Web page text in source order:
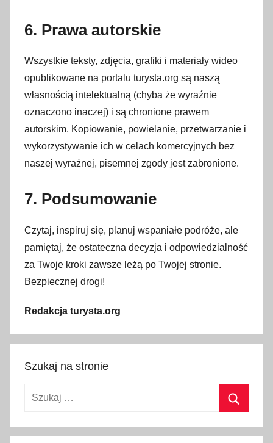
6. Prawa autorskie
Wszystkie teksty, zdjęcia, grafiki i materiały wideo
opublikowane na portalu turysta.org są naszą
własnością intelektualną (chyba że wyraźnie
oznaczono inaczej) i są chronione prawem
autorskim. Kopiowanie, powielanie, przetwarzanie i
wykorzystywanie ich w celach komercyjnych bez
naszej wyraźnej, pisemnej zgody jest zabronione.
7. Podsumowanie
Czytaj, inspiruj się, planuj wspaniałe podróże, ale
pamiętaj, że ostateczna decyzja i odpowiedzialność
za Twoje kroki zawsze leżą po Twojej stronie.
Bezpiecznej drogi!
Redakcja turysta.org
Szukaj na stronie
Szukaj: